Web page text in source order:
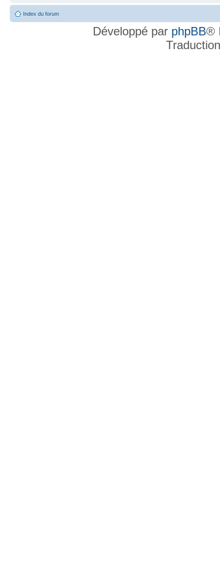
Index du forum
Développé par phpBB®